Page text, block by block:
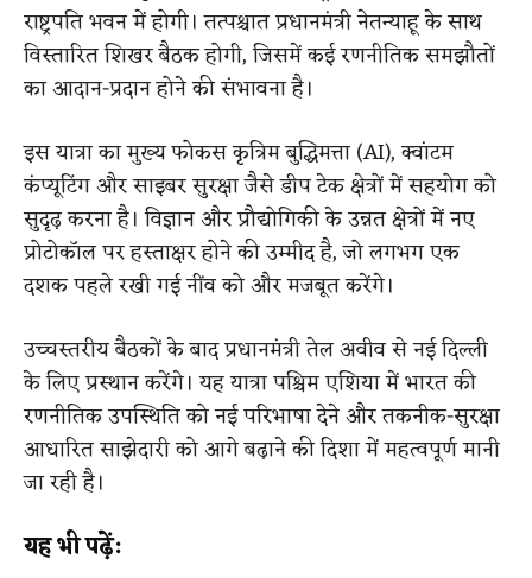
राष्ट्रपति भवन में होगी। तत्पश्चात प्रधानमंत्री नेतन्याहू के साथ
विस्तारित शिखर बैठक होगी, जिसमें कई रणनीतिक समझौतों
का आदान-प्रदान होने की संभावना है।
इस यात्रा का मुख्य फोकस कृत्रिम बुद्धिमत्ता (AI), क्वांटम
कंप्यूटिंग और साइबर सुरक्षा जैसे डीप टेक क्षेत्रों में सहयोग को
सुदृढ़ करना है। विज्ञान और प्रौद्योगिकी के उन्नत क्षेत्रों में नए
प्रोटोकॉल पर हस्ताक्षर होने की उम्मीद है, जो लगभग एक
दशक पहले रखी गई नींव को और मजबूत करेंगे।
उच्चस्तरीय बैठकों के बाद प्रधानमंत्री तेल अवीव से नई दिल्ली
के लिए प्रस्थान करेंगे। यह यात्रा पश्चिम एशिया में भारत की
रणनीतिक उपस्थिति को नई परिभाषा देने और तकनीक-सुरक्षा
आधारित साझेदारी को आगे बढ़ाने की दिशा में महत्वपूर्ण मानी
जा रही है।
यह भी पढ़ें: